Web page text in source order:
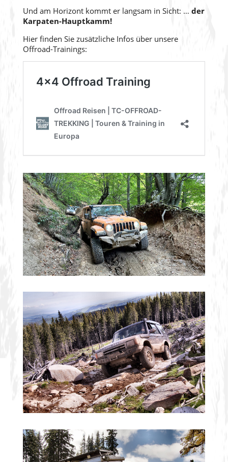
Und am Horizont kommt er langsam in Sicht: … der
Karpaten-Hauptkamm!
Hier finden Sie zusätzliche Infos über unsere
Offroad-Trainings: